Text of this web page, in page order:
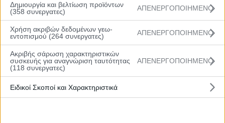
Δημιουργία και βελτίωση προϊόντων
(358 συνεργατες)
ΑΠΕΝΕΡΓΟΠΟΙΗΜΕΝΟ
Χρήση ακριβών δεδομένων γεω-
εντοπισμού (264 συνεργατες)
ΑΠΕΝΕΡΓΟΠΟΙΗΜΕΝΟ
Ακριβής σάρωση χαρακτηριστικών
συσκευής για αναγνώριση ταυτότητας
(118 συνεργατες)
ΑΠΕΝΕΡΓΟΠΟΙΗΜΕΝΟ
Ειδικοί Σκοποί και Χαρακτηριστικά
Rising Stars: Η κανονική περίοδος προ
των πυλών